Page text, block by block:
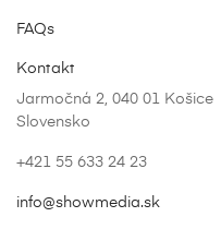
FAQs
Kontakt
Jarmočná 2, 040 01 Košice
Slovensko
+421 55 633 24 23
info@showmedia.sk